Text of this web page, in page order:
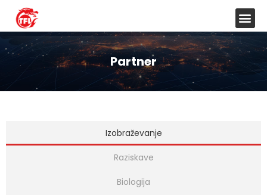
Partner
Izobraževanje
Raziskave
Biologija